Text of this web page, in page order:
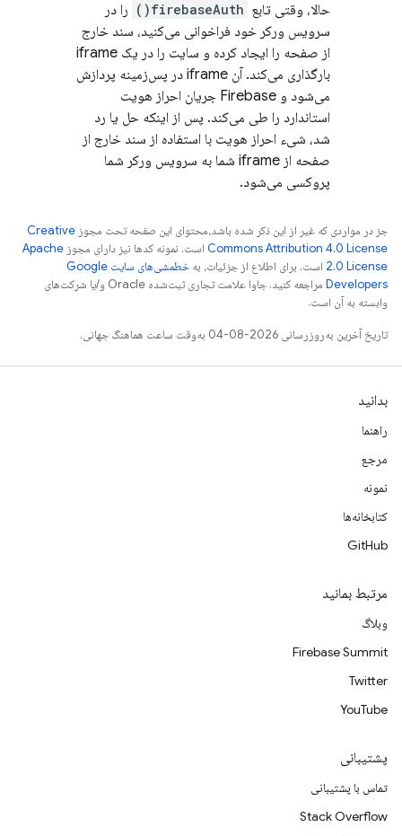
حالا، وقتی تابع firebaseAuth()
را در
سرویس ورکر خود فراخوانی می‌کنید، سند خارج
از صفحه را ایجاد کرده و سایت را در یک iframe
بارگذاری می‌کند. آن iframe در پس‌زمینه پردازش
می‌شود و Firebase جریان احراز هویت
استاندارد را طی می‌کند. پس از اینکه حل یا رد
شد، شیء احراز هویت با استفاده از سند خارج از
صفحه از iframe شما به سرویس ورکر شما
پروکسی می‌شود.
جز در مواردی که غیر از این ذکر شده باشد،‌محتوای این صفحه تحت مجوز Creative
Commons Attribution 4.0 License است. نمونه کدها نیز دارای مجوز Apache
2.0 License است. برای اطلاع از جزئیات، به
خطمشی‌های سایت Google
Developers‏
مراجعه کنید. جاوا علامت تجاری ثبت‌شده Oracle و/یا شرکت‌های
وابسته به آن است.
تاریخ آخرین به‌روزرسانی 2026-08-04 به‌وقت ساعت هماهنگ جهانی.
بدانید
راهنما
مرجع
نمونه
کتابخانه‌ها
GitHub
مرتبط بمانید
وبلاگ
Firebase Summit
Twitter
YouTube
پشتیبانی
تماس با پشتیبانی
Stack Overflow